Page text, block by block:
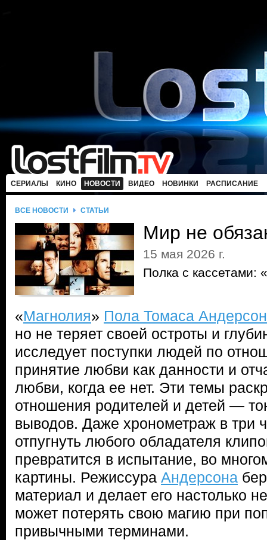
СЕРИАЛЫ КИНО НОВОСТИ ВИДЕО НОВИНКИ РАСПИСАНИЕ
ВСЕ НОВОСТИ СТАТЬИ
Мир не
15 мая 2026 г.
Полка с кассетами:
«Магнолия» Пола Томаса
но не теряет своей остроты и
исследует поступки людей по
принятие любви как данности и
любви, когда ее нет. Эти темы
отношения родителей и детей —
выводов. Даже хронометраж в три
отпугнуть любого обладателя
превратится в испытание, во
картины. Режиссура Андерсона
материал и делает его настолько
может потерять свою магию при
привычными терминами.